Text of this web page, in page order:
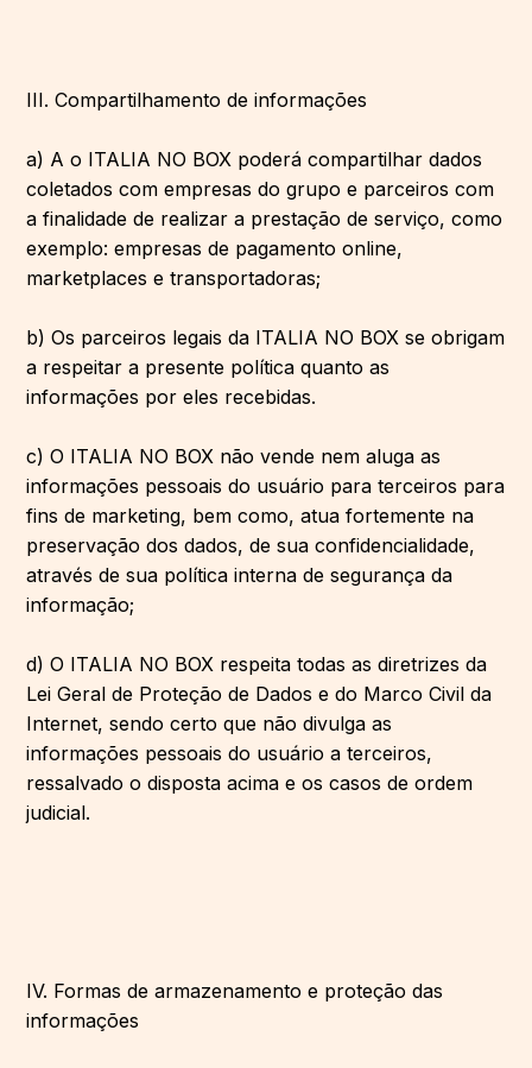
III. Compartilhamento de informações
a) A o ITALIA NO BOX poderá compartilhar dados
coletados com empresas do grupo e parceiros com
a finalidade de realizar a prestação de serviço, como
exemplo: empresas de pagamento online,
marketplaces e transportadoras;
b) Os parceiros legais da ITALIA NO BOX se obrigam
a respeitar a presente política quanto as
informações por eles recebidas.
c) O ITALIA NO BOX não vende nem aluga as
informações pessoais do usuário para terceiros para
fins de marketing, bem como, atua fortemente na
preservação dos dados, de sua confidencialidade,
através de sua política interna de segurança da
informação;
d) O ITALIA NO BOX respeita todas as diretrizes da
Lei Geral de Proteção de Dados e do Marco Civil da
Internet, sendo certo que não divulga as
informações pessoais do usuário a terceiros,
ressalvado o disposta acima e os casos de ordem
judicial.
IV. Formas de armazenamento e proteção das
informações